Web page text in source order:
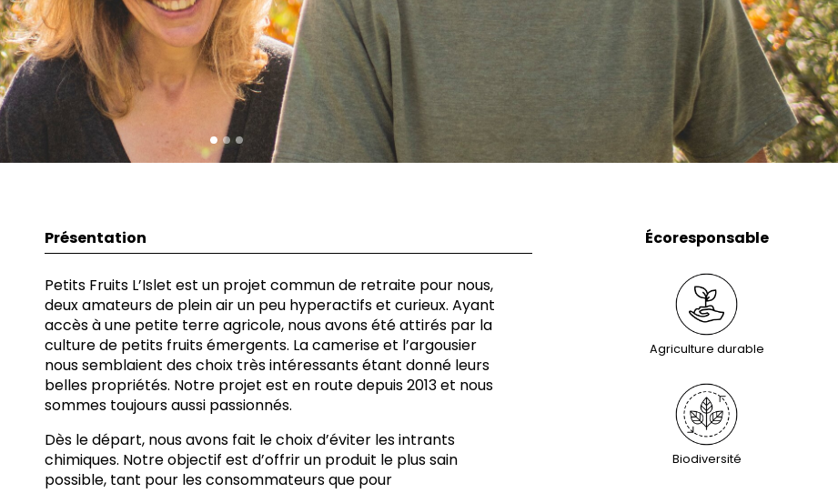
Présentation
Petits Fruits L’Islet est un projet commun de retraite pour nous,
deux amateurs de plein air un peu hyperactifs et curieux. Ayant
accès à une petite terre agricole, nous avons été attirés par la
culture de petits fruits émergents. La camerise et l’argousier
nous semblaient des choix très intéressants étant donné leurs
belles propriétés. Notre projet est en route depuis2013et nous
sommes toujours aussi passionnés.
Dès le départ, nous avons fait le choix d’éviter les intrants
chimiques. Notre objectif est d’offrir un produit le plus sain
possible, tant pour les consommateurs que pour
Écoresponsable
Agriculture durable
Biodiversité